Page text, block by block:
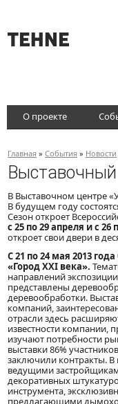
О проекте
Главная » События » Новости
В Выставочном центре
В будущем году
Сезон откроет
с 25 по 29 апреля и с 26
откроет свои двери в
С 21 по 24 мая 2013
«Город XXI века».
направлений
представлены
деревообработки.
компаний,
отрасли здесь
известности компании,
изучают потребности
выставки 86%
заключили контракты.
ведущими
декоративных
инструмента,